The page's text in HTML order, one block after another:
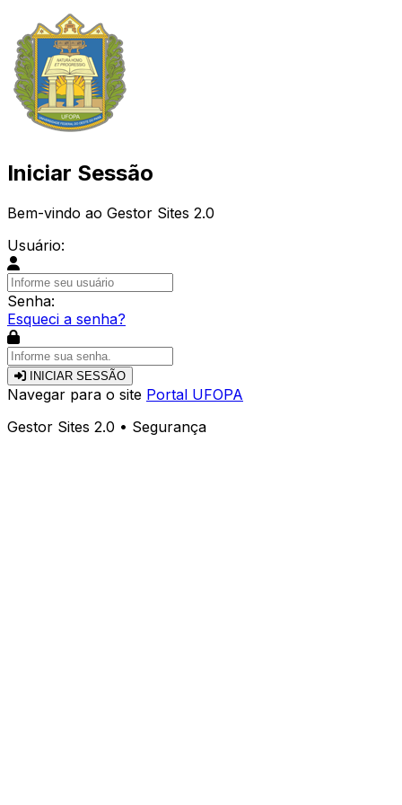
Iniciar Sessão
Bem-vindo ao Gestor Sites 2.0
Usuário:
Senha:
Esqueci a senha?
INICIAR SESSÃO
Navegar para o site Portal UFOPA
Gestor Sites 2.0 • Segurança